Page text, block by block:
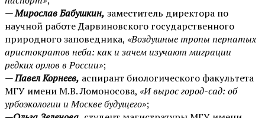
— Мирослав Бабушкин, заместитель директора по
научной работе Дарвиновского государственного
природного заповедника, «Воздушные тропы пернатых
аристократов неба: как и зачем изучают миграции
редких орлов в России»;
— Павел Корнеев, аспирант биологического факультета
МГУ имени М.В. Ломоносова, «И вырос город-сад: об
урбоэкологии и Москве будущего»;